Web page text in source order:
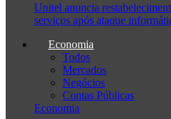
Unitel anuncia
serviços após ataque
Economia
Todos
Mercados
Negócios
Contas Públicas
Economia